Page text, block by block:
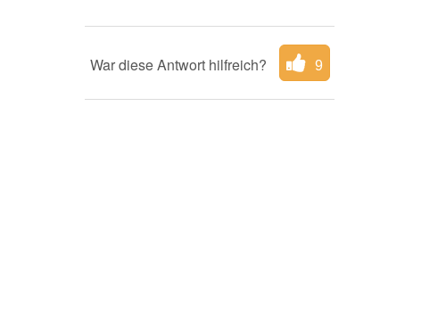
War diese Antwort hilfreich? 9